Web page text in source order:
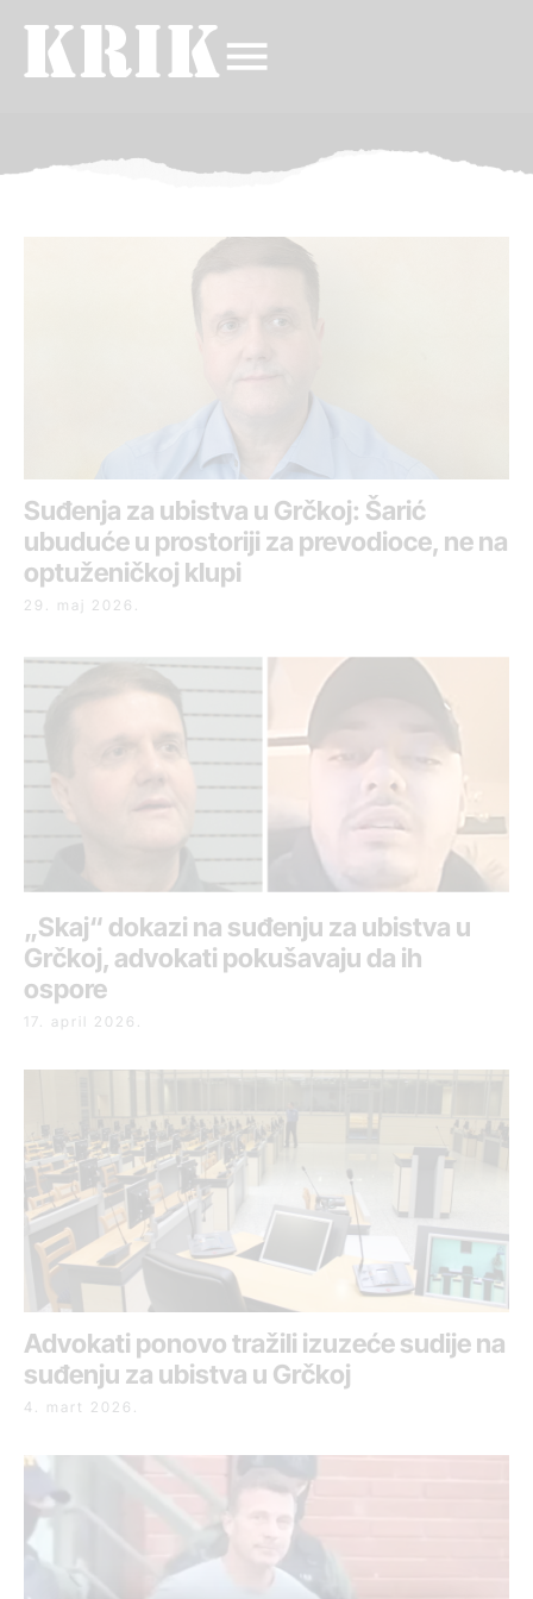
Suđenja za ubistva u Grčkoj: Šarić
ubuduće u prostoriji za prevodioce, ne na
optuženičkoj klupi
29. maj 2026.
„Skaj“ dokazi na suđenju za ubistva u
Grčkoj, advokati pokušavaju da ih
ospore
17. april 2026.
Advokati ponovo tražili izuzeće sudije na
suđenju za ubistva u Grčkoj
4. mart 2026.